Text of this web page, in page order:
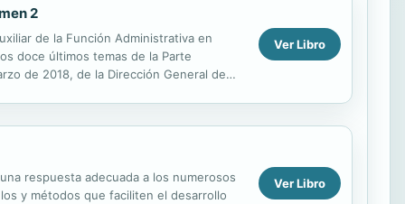
2
de la Función Administrativa en
doce últimos temas de la Parte
de 2018, de la Dirección General de
Ver Libro
respuesta adecuada a los numerosos
y métodos que faciliten el desarrollo
Ver Libro